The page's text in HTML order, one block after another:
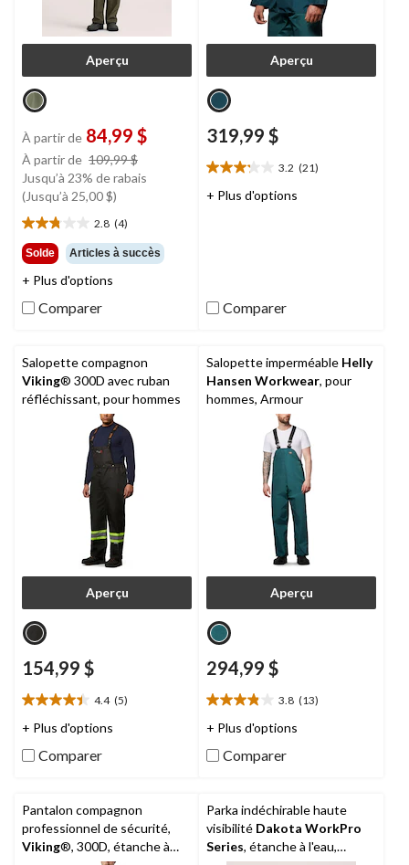
Aperçu
À partir de 84,99 $
À partir de 109,99 $
était
109,99 $
Jusqu’à 23% de rabais
(Jusqu’à 25,00 $)
2.8 (4)
2.8
étoile(s)
sur
5.
4
évaluations
Solde Articles à succès
+ Plus d'options
Comparer
Aperçu
319,99 $
3.2 (21)
3.2
étoile(s)
+ Plus d'options
Comparer
Salopette compagnon
Viking® 300D avec ruban
réfléchissant, pour hommes
Aperçu
154,99 $
4.4 (5)
4.4
étoile(s)
5.
+ Plus d'options
Comparer
Salopette imperméable Helly
Hansen Workwear, pour
hommes, Armour
Aperçu
294,99 $
3.8 (13)
3.8
étoile(s)
5.
+ Plus d'options
Comparer
Pantalon compagnon
professionnel de sécurité,
Viking®, 300D, étanche à
Parka indéchirable haute
visibilité Dakota WorkPro
Series, étanche à l'eau,